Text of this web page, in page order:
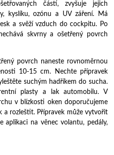
částí, zvyšuje jejich
kyslíku, ozónu a UV záření. Má
a svěží vzduch do cockpitu. Po
skvrny a ošetřený povrch
povrch naneste rovnoměrnou
10-15 cm. Nechte přípravek
suchým hadříkem do sucha.
plasty a lak automobilu. V
v blízkosti oken doporučujeme
a rozleštit. Přípravek může vytvořit
aplikaci na věnec volantu, pedály,